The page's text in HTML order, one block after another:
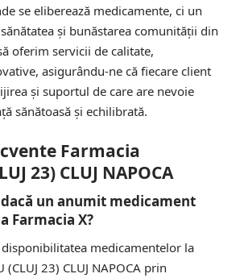
se eliberează medicamente, ci un
și bunăstarea comunității din
oferim servicii de calitate,
asigurându-ne că fiecare client
și suportul de care are nevoie
sănătoasă și echilibrată.
Farmacia
23) CLUJ NAPOCA
un anumit medicament
Farmacia X?
medicamentelor la
(CLUJ 23) CLUJ NAPOCA prin